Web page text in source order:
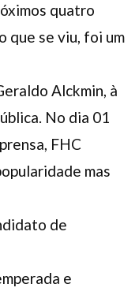
quatro
que se viu, foi um
Alckmin, à
No dia 01
FHC
mas
de
e